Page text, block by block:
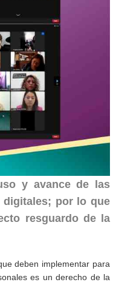
y avance de las
digitales; por lo que
resguardo de la
deben implementar para
es un derecho de la